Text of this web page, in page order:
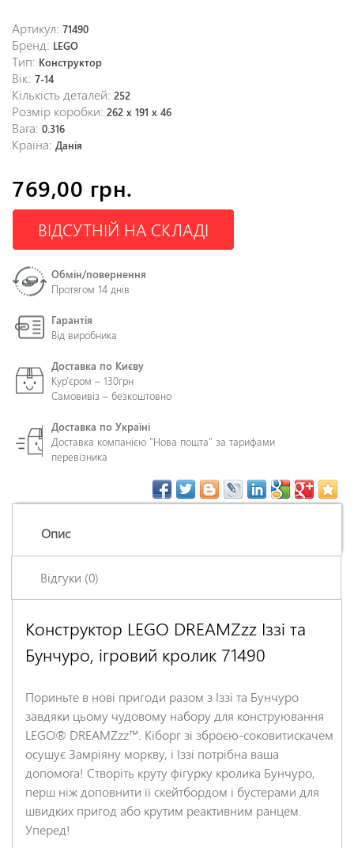
Артикул: 71490
Бренд: LEGO
Тип: Конструктор
Вік: 7-14
Кількість деталей: 252
Розмір коробки: 262 x 191 x 46
Вага: 0.316
Країна: Данія
769,00 грн.
ВІДСУТНІЙ НА СКЛАДІ
Обмін/повернення
Протягом 14 днів
Гарантія
Від виробника
Доставка по Києву
Кур'єром – 130грн
Самовивіз – безкоштовно
Доставка по Україні
Доставка компанією "Нова пошта" за тарифами
перевізника
Опис
Відгуки (0)
Конструктор LEGO DREAMZzz Іззі та
Бунчуро, ігровий кролик 71490
Пориньте в нові пригоди разом з Іззі та Бунчуро
завдяки цьому чудовому набору для конструювання
LEGO® DREAMZzz™. Кіборг зі зброєю-соковитискачем
осушує Замріяну моркву, і Іззі потрібна ваша
допомога! Створіть круту фігурку кролика Бунчуро,
перш ніж доповнити її скейтбордом і бустерами для
швидких пригод або крутим реактивним ранцем.
Уперед!
Залишіть відгук про цей товар першими
*
Ім'я
*
Заголовок відгуку
*
Відгук